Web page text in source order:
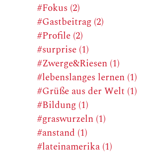
#Fokus (2)
#Gastbeitrag (2)
#Profile (2)
#surprise (1)
#Zwerge&Riesen (1)
#lebenslanges lernen (1)
#Grüße aus der Welt (1)
#Bildung (1)
#graswurzeln (1)
#anstand (1)
#lateinamerika (1)